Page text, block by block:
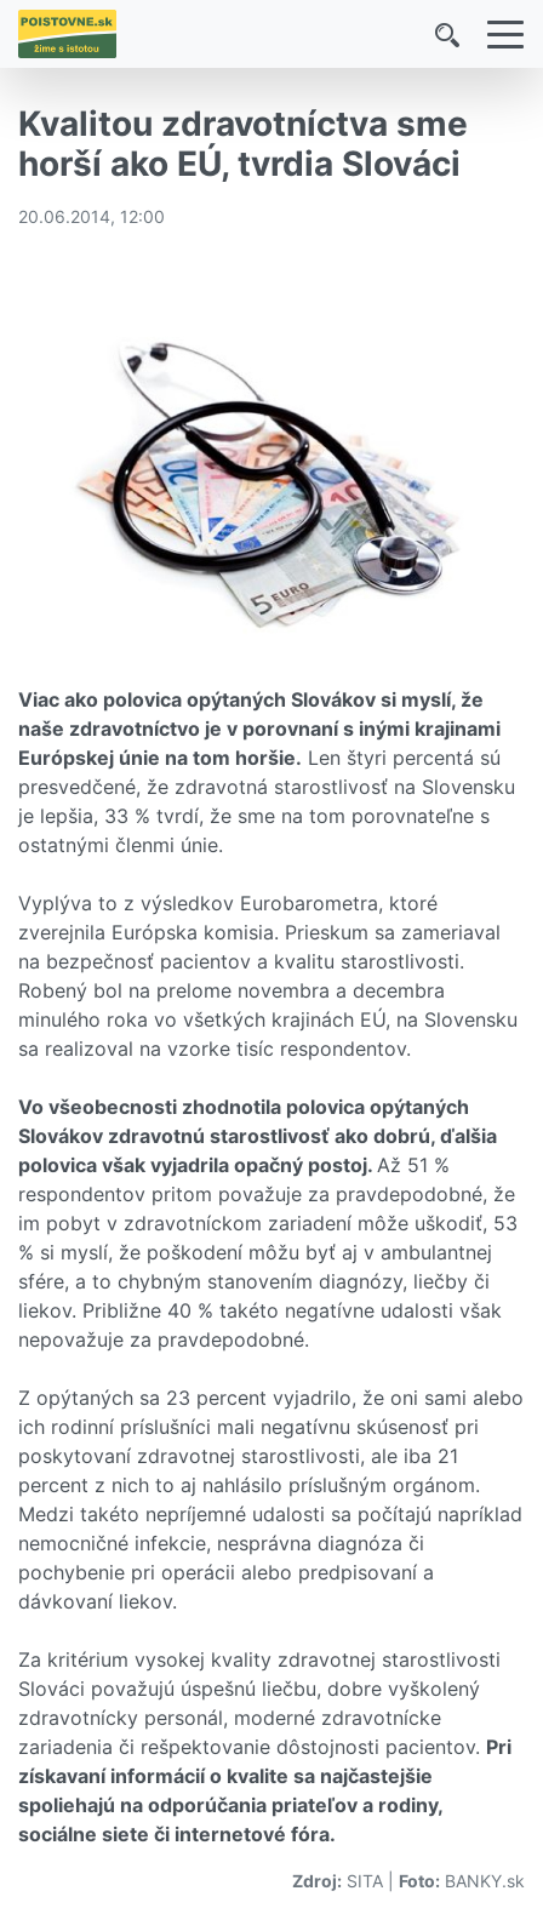
Kvalitou zdravotníctva sme
horší ako EÚ, tvrdia Slováci
20.06.2014, 12:00
Viac ako polovica opýtaných Slovákov si myslí, že
naše zdravotníctvo je v porovnaní s inými krajinami
Európskej únie na tom horšie. Len štyri percentá sú
presvedčené, že zdravotná starostlivosť na Slovensku
je lepšia, 33 % tvrdí, že sme na tom porovnateľne s
ostatnými členmi únie.
Vyplýva to z výsledkov Eurobarometra, ktoré
zverejnila Európska komisia. Prieskum sa zameriaval
na bezpečnosť pacientov a kvalitu starostlivosti.
Robený bol na prelome novembra a decembra
minulého roka vo všetkých krajinách EÚ, na Slovensku
sa realizoval na vzorke tisíc respondentov.
Vo všeobecnosti zhodnotila polovica opýtaných
Slovákov zdravotnú starostlivosť ako dobrú, ďalšia
polovica však vyjadrila opačný postoj. Až 51 %
respondentov pritom považuje za pravdepodobné, že
im pobyt v zdravotníckom zariadení môže uškodiť, 53
% si myslí, že poškodení môžu byť aj v ambulantnej
sfére, a to chybným stanovením diagnózy, liečby či
liekov. Približne 40 % takéto negatívne udalosti však
nepovažuje za pravdepodobné.
Z opýtaných sa 23 percent vyjadrilo, že oni sami alebo
ich rodinní príslušníci mali negatívnu skúsenosť pri
poskytovaní zdravotnej starostlivosti, ale iba 21
percent z nich to aj nahlásilo príslušným orgánom.
Medzi takéto nepríjemné udalosti sa počítajú napríklad
nemocničné infekcie, nesprávna diagnóza či
pochybenie pri operácii alebo predpisovaní a
dávkovaní liekov.
Za kritérium vysokej kvality zdravotnej starostlivosti
Slováci považujú úspešnú liečbu, dobre vyškolený
zdravotnícky personál, moderné zdravotnícke
zariadenia či rešpektovanie dôstojnosti pacientov. Pri
získavaní informácií o kvalite sa najčastejšie
spoliehajú na odporúčania priateľov a rodiny,
sociálne siete či internetové fóra.
Zdroj: SITA Foto: BANKY.sk